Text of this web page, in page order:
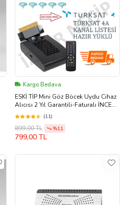
Kargo Bedava
ESKİ TİP Mini Göz Böcek Uydu Cihaz
Alıcısı 2 Yıl Garantili-Faturalı İNCE
LCD TVLERE OLMAZZ
(11)
899,00 TL %11
799,00 TL